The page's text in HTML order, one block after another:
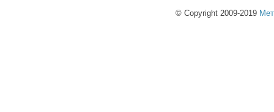
© Copyright 2009-2019